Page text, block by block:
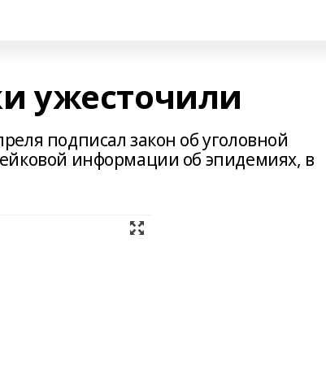
ужесточили
подписал закон об уголовной
информации об эпидемиях, в